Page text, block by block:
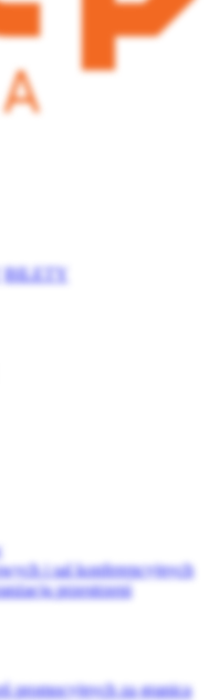
BILETY
i sal konferencyjnych
przestrzeni
promocyjnych za granicą